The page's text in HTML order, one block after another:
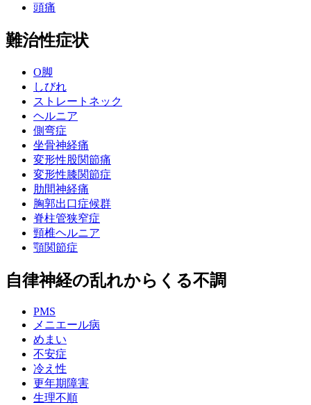
頭痛
難治性症状
O脚
しびれ
ストレートネック
ヘルニア
側弯症
坐骨神経痛
変形性股関節痛
変形性膝関節症
肋間神経痛
胸郭出口症候群
脊柱管狭窄症
頸椎ヘルニア
顎関節症
自律神経の乱れからくる不調
PMS
メニエール病
めまい
不安症
冷え性
更年期障害
生理不順